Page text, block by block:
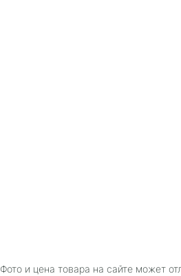
Фото и цена товара на сайте может